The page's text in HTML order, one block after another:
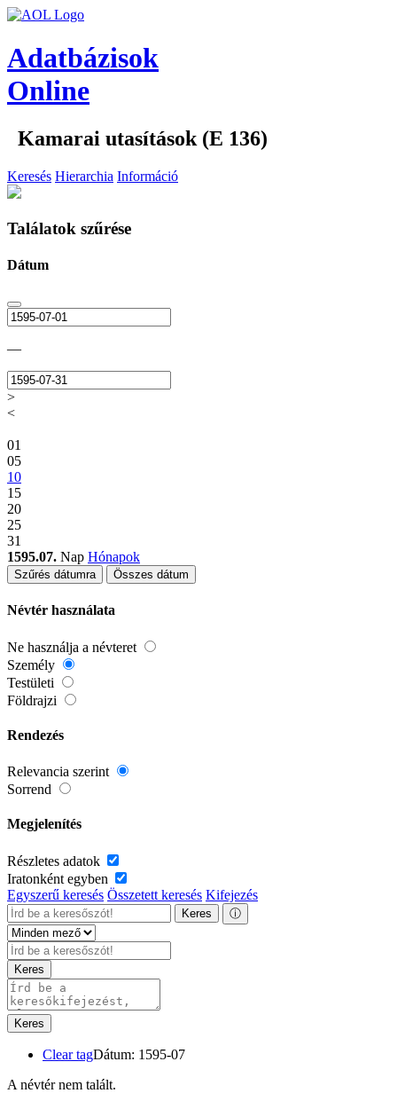
Adatbázisok
Online
Kamarai utasítások (E 136)
Keresés Hierarchia Információ
Találatok szűrése
Dátum
—
>
<
01
05
10
15
20
25
31
1595.07. Nap Hónapok
Szűrés dátumra Összes dátum
Névtér használata
Ne használja a névteret
Személy
Testületi
Földrajzi
Rendezés
Relevancia szerint
Sorrend
Megjelenítés
Részletes adatok
Iratonként egyben
Egyszerű keresés Összetett keresés Kifejezés
Keres ⓘ
Keres
Keres
Clear tagDátum: 1595-07
A névtér nem talált.